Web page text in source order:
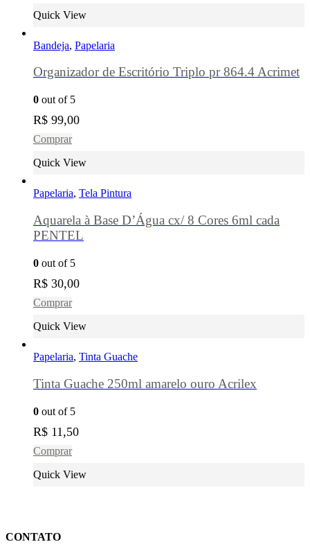
Quick View
Bandeja, Papelaria
Organizador de Escritório Triplo pr 864.4 Acrimet
0 out of 5
R$ 99,00
Comprar
Quick View
Papelaria, Tela Pintura
Aquarela à Base D’Água cx/ 8 Cores 6ml cada
PENTEL
0 out of 5
R$ 30,00
Comprar
Quick View
Papelaria, Tinta Guache
Tinta Guache 250ml amarelo ouro Acrilex
0 out of 5
R$ 11,50
Comprar
Quick View
CONTATO